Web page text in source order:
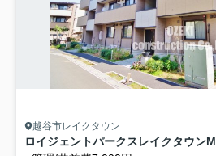
越谷市レイクタウン
ロイジェントパークスレイクタウンM